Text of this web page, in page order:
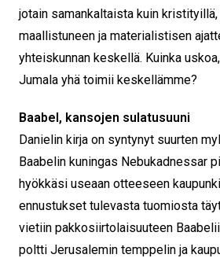
jotain samankaltaista kuin
maallistuneen ja materialistisen
yhteiskunnan keskellä. Kuinka
Jumala yhä toimii keskellämme?
Baabel, kansojen sulatusuuni
Danielin kirja on syntynyt suurten
Baabelin kuningas Nebukadnessar
hyökkäsi useaan otteeseen
ennustukset tulevasta tuomiosta
vietiin pakkosiirtolaisuuteen
poltti Jerusalemin temppelin ja